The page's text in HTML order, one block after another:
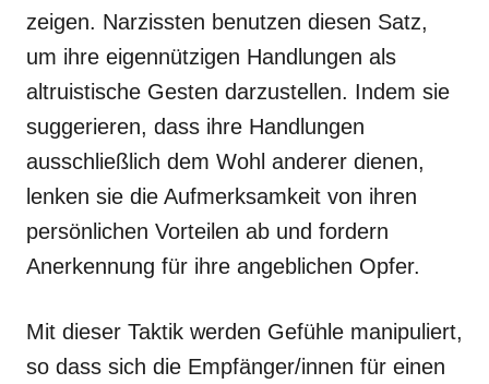
zeigen. Narzissten benutzen diesen Satz,
um ihre eigennützigen Handlungen als
altruistische Gesten darzustellen. Indem sie
suggerieren, dass ihre Handlungen
ausschließlich dem Wohl anderer dienen,
lenken sie die Aufmerksamkeit von ihren
persönlichen Vorteilen ab und fordern
Anerkennung für ihre angeblichen Opfer.
Mit dieser Taktik werden Gefühle manipuliert,
so dass sich die Empfänger/innen für einen